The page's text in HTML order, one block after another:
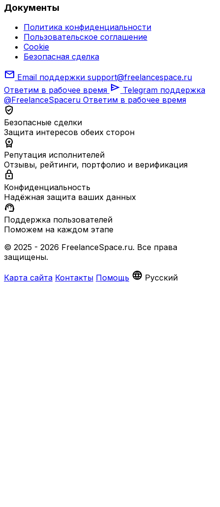
Документы
Политика конфиденциальности
Пользовательское соглашение
Cookie
Безопасная сделка
mail Email поддержки support@freelancespace.ru
Ответим в рабочее время send Telegram поддержка
@FreelanceSpaceru Ответим в рабочее время
verified_user
Безопасные сделки
Защита интересов обеих сторон
workspace_premium
Репутация исполнителей
Отзывы, рейтинги, портфолио и верификация
lock
Конфиденциальность
Надёжная защита ваших данных
support_agent
Поддержка пользователей
Поможем на каждом этапе
© 2025 - 2026 FreelanceSpace.ru. Все права
защищены.
Карта сайта Контакты Помощь language Русский